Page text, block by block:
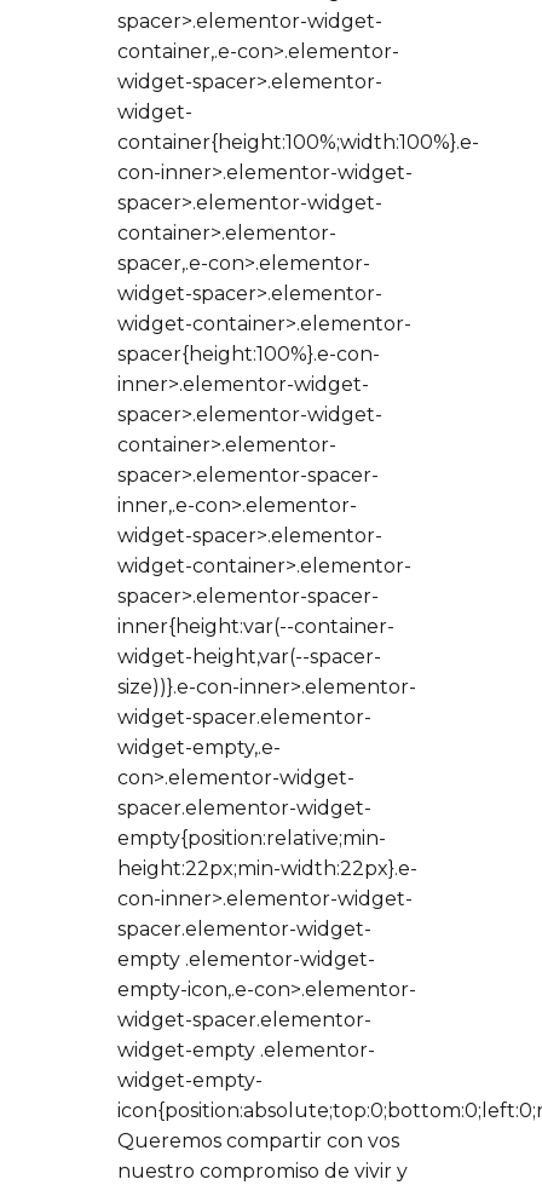
spacer>.elementor-widget-
container,.e-con>.elementor-
widget-spacer>.elementor-
widget-
container{height:100%;width:100%}.e-
con-inner>.elementor-widget-
spacer>.elementor-widget-
container>.elementor-
spacer,.e-con>.elementor-
widget-spacer>.elementor-
widget-container>.elementor-
spacer{height:100%}.e-con-
inner>.elementor-widget-
spacer>.elementor-widget-
container>.elementor-
spacer>.elementor-spacer-
inner,.e-con>.elementor-
widget-spacer>.elementor-
widget-container>.elementor-
spacer>.elementor-spacer-
inner{height:var(--container-
widget-height,var(--spacer-
size))}.e-con-inner>.elementor-
widget-spacer.elementor-
widget-empty,.e-
con>.elementor-widget-
spacer.elementor-widget-
empty{position:relative;min-
height:22px;min-width:22px}.e-
con-inner>.elementor-widget-
spacer.elementor-widget-
empty .elementor-widget-
empty-icon,.e-con>.elementor-
widget-spacer.elementor-
widget-empty .elementor-
widget-empty-
Queremos compartir con vos
nuestro compromiso de vivir y